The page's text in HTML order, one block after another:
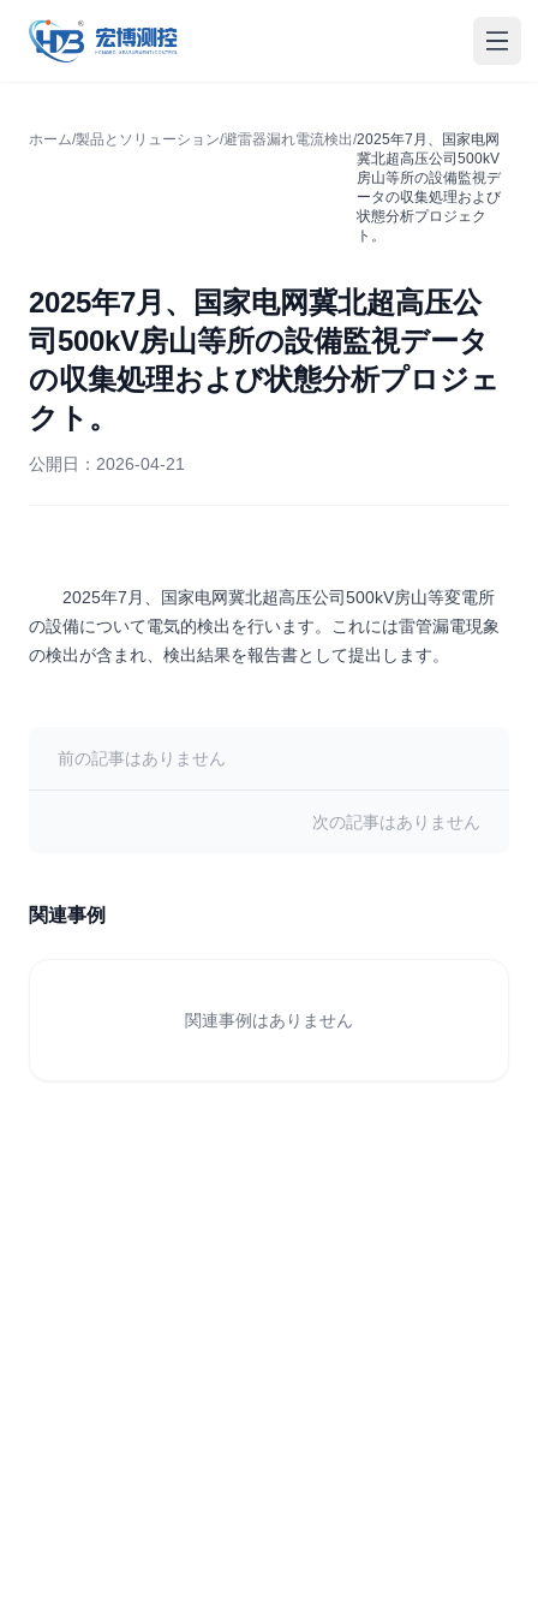
宏博測控
メニ
ホーム/製品とソリューション/避雷器漏れ電流検出/2025年7月、国家电网
冀北超高压公司500kV
房山等所の設備監視デ
ータの収集処理および
状態分析プロジェク
ト。
2025年7月、国家电网冀北超高压公
司500kV房山等所の設備監視データ
の収集処理および状態分析プロジェ
クト。
公開日： 2026-04-21
2025年7月、国家电网冀北超高压公司500kV房山等変電所
の設備について電気的検出を行います。これには雷管漏電現象
の検出が含まれ、検出結果を報告書として提出します。
前の記事はありません
次の記事はありません
関連事例
関連事例はありません